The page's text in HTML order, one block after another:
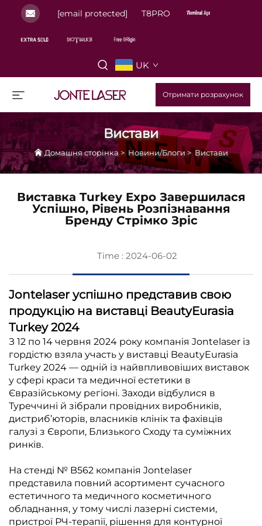
[email protected] T8PRO
UK
Отримати розрахунок
Вистави
Домашня сторінка > Новини/Блоги> Вистави
Виставка Turkey Expo Завершилася
Успішно, Рівень Розпізнавання
Бренду Стрімко Зріс
Time : 2024-06-02
Jontelaser успішно представив свою
продукцію на виставці BeautyEurasia
Turkey 2024
З 12 по 14 червня 2024 року компанія Jontelaser із
гордістю взяла участь у виставці BeautyEurasia
Turkey 2024 — одній із найвпливовіших виставок
у сфері краси та медичної естетики в
Євразійському регіоні. Заходи відбулися в
Туреччині й зібрали провідних виробників,
дистриб’юторів, власників клінік та фахівців
галузі з Європи, Близького Сходу та суміжних
ринків.
На стенді № B562 компанія Jontelaser
представила повний асортимент сучасного
естетичного та медичного косметичного
обладнання, у тому числі лазерні системи,
пристрої РЧ-терапії, рішення для контурної